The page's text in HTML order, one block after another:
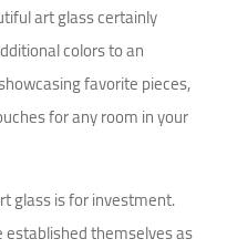
art glass certainly
colors to an
favorite pieces,
for any room in your
glass is for investment.
themselves as